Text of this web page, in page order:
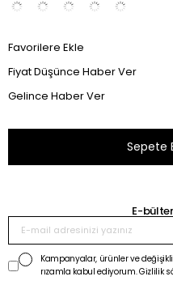
Favorilere Ekle
Fiyat Düşünce Haber Ver
Gelince Haber Ver
E-
Kampanyalar, ürünler ve
rızamla kabul ediyorum. Gizlilik